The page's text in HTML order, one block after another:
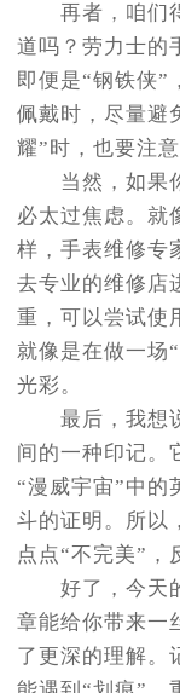
再者，咱们得
道吗？劳力士的
即便是“钢铁侠”
佩戴时，尽量避
耀”时，也要注
当然，如果你
必太过焦虑。就
样，手表维修专
去专业的维修店
重，可以尝试使
就像是在做一场
光彩。
最后，我想说
间的一种印记。
“漫威宇宙”中的
斗的证明。所以
点点“不完美”，
好了，今天的
章能给你带来一
了更深的理解。